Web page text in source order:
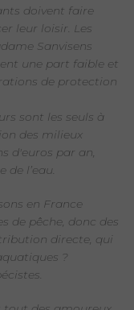
doivent faire
leur loisir. Les
Sanvisens
une part faible et
de protection
sont les seuls à
des milieux
d'euros par an,
l’eau.
en France
de pêche, donc des
directe, qui
?